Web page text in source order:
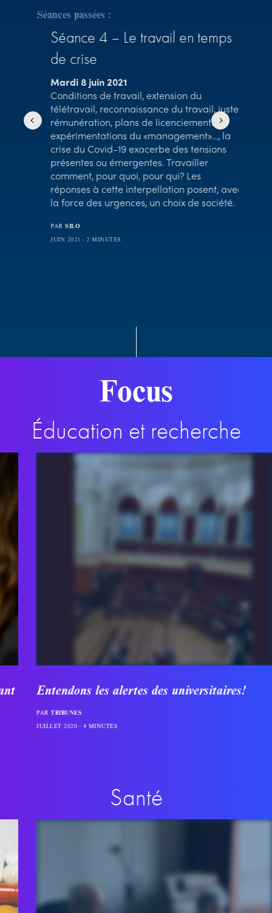
Séances passées :
Séance 4 – Le travail en temps
de crise
Mardi 8 juin 2021
Conditions de travail, extension du
télétravail, reconnaissance du travail, juste
rémunération, plans de licenciements,
expérimentations du «management»…, la
crise du Covid-19 exacerbe des tensions
présentes ou émergentes. Travailler
comment, pour quoi, pour qui? Les
réponses à cette interpellation posent, avec
la force des urgences, un choix de société.
SILO
JUIN 2021
2 MINUTES
Focus
Éducation et recherche
Entendons les alertes des universitaires!
TRIBUNES
JUILLET 2020
4 MINUTES
Santé